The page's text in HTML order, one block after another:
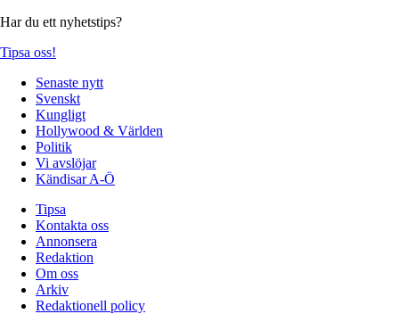
Har du ett nyhetstips?
Tipsa oss!
Senaste nytt
Svenskt
Kungligt
Hollywood & Världen
Politik
Vi avslöjar
Kändisar A-Ö
Tipsa
Kontakta oss
Annonsera
Redaktion
Om oss
Arkiv
Redaktionell policy